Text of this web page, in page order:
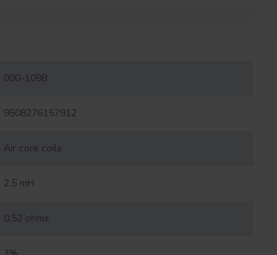
000-1098
9508276157912
Air core coils
2.5 mH
0.52 ohms